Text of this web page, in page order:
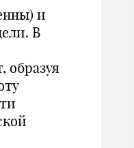
и
В
образуя